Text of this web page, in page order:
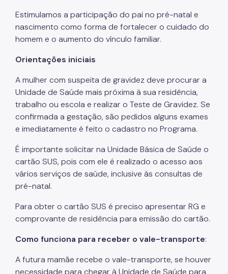
PAVS/Saúde Ambiental
PICS/Saúde Integrativa
Pesquisas na Atenção Básica
Pessoa em Situação de Rua
Pessoa em Situação de Violência
Pessoa Idosa
Programa Rotina Ativa SP
Saúde Bucal
Saúde Mental
Saúde Nutricional
Ouvidoria
Estimulamos a participação do pai no pré-natal e
nascimento como forma de fortalecer o cuidado do
homem e o aumento do vínculo familiar.
Orientações iniciais
A mulher com suspeita de gravidez deve procurar a
Unidade de Saúde mais próxima à sua residência,
trabalho ou escola e realizar o Teste de Gravidez. Se
confirmada a gestação, são pedidos alguns exames
e imediatamente é feito o cadastro no Programa.
É importante solicitar na Unidade Básica de Saúde o
cartão SUS, pois com ele é realizado o acesso aos
vários serviços de saúde, inclusive às consultas de
pré-natal.
Para obter o cartão SUS é preciso apresentar RG e
comprovante de residência para emissão do cartão.
Como funciona para receber o vale-transporte:
A futura mamãe recebe o vale-transporte, se houver
necessidade para chegar à Unidade de Saúde para